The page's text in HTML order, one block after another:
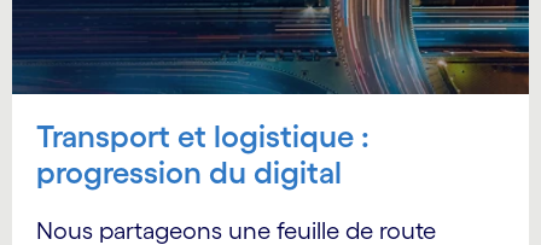
Transport et logistique :
progression du digital
Nous partageons une feuille de route